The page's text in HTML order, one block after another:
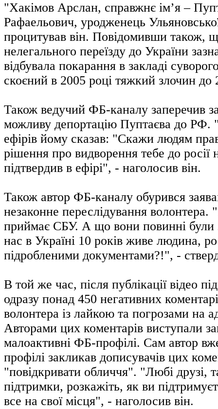
"Хакімов Арслан, справжнє імʼя –
Рафаельович, уродженець
процитував він. Повідомивши також,
нелегального переїзду до України
відбувала покарання в закладі
скоєний в 2005 році тяжкий злочин до
Також ведучий ФБ-каналу заперечив
можливу депортацію Пуптаєва до РФ.
ефірів йому сказав: "Скажи людям
рішення про видворення тебе до росії
підтвердив в ефірі", - наголосив він.
Також автор ФБ-каналу обурився
незаконне переслідування волонтера.
приймає СБУ. А що вони повинні були
нас в Україні 10 років живе людина,
підробленими документами?!", -
В той же час, після публікації відео
одразу понад 450 негативних
волонтера із лайкою та погрозами на
Авторами цих коментарів виступали
малоактивні ФБ-профілі. Сам автор
профілі закликав дописувачів цих
"повідкривати обличчя". "Любі друзі,
підтримки, розкажіть, як ви
все на свої місця", - наголосив він.